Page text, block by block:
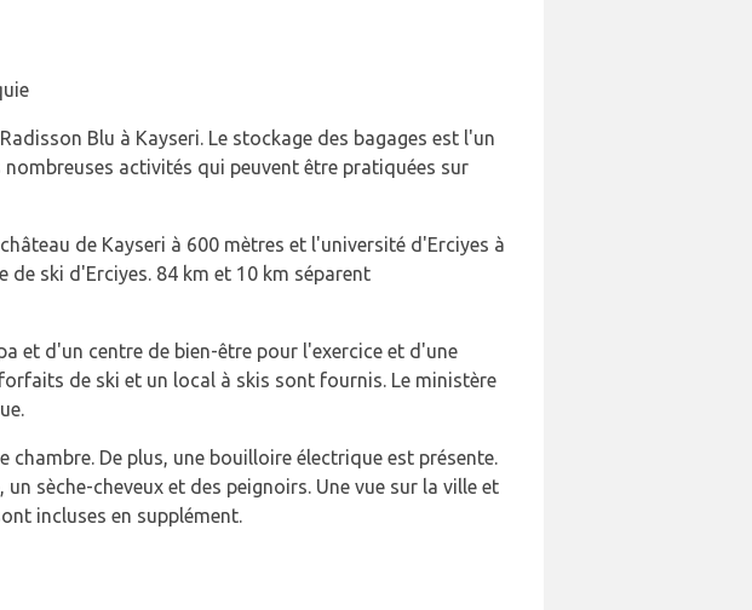
Blu à Kayseri. Le stockage des bagages est l'un
activités qui peuvent être pratiquées sur
de Kayseri à 600 mètres et l'université d'Erciyes à
de ski d'Erciyes. 84 km et 10 km séparent
et d'un centre de bien-être pour l'exercice et d'une
de ski et un local à skis sont fournis. Le ministère
De plus, une bouilloire électrique est présente.
sèche-cheveux et des peignoirs. Une vue sur la ville et
incluses en supplément.